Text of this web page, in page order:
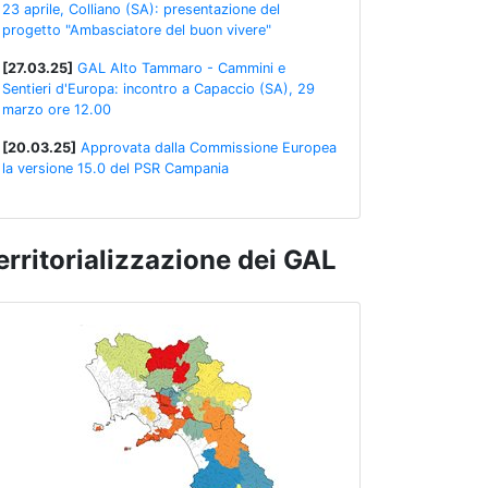
23 aprile, Colliano (SA): presentazione del
progetto "Ambasciatore del buon vivere"
[27.03.25] GAL Alto Tammaro - Cammini e
Sentieri d'Europa: incontro a Capaccio (SA), 29
marzo ore 12.00
[20.03.25] Approvata dalla Commissione Europea
la versione 15.0 del PSR Campania
dei GAL